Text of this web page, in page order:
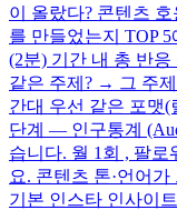
이 올랐다? 콘텐츠
를 만들었는지 TOP
(2분) 기간 내 총 반응
같은 주제? → 그 주
간대 우선 같은 포맷
단계 — 인구통계
습니다. 월 1회 , 팔로
요. 콘텐츠 톤·언어
기본 인스타 인사이